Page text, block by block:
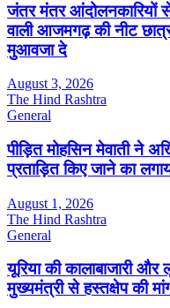
जंतर मंतर आंदोलनकारियों
वाली आजमगढ़ की नीट
मुआवजा दे
August 3, 2026
The Hind Rashtra
General
पीड़ित मोहसिन मेवाती ने
प्रताड़ित किए जाने का
August 1, 2026
The Hind Rashtra
General
यूरिया की कालाबाजारी
मुख्यमंत्री से हस्तक्षेप की